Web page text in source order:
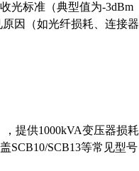
光标准（典型值为-3dBm
因（如光纤损耗、连接器
提供1000kVA变压器损耗
SCB10/SCB13等常见型号